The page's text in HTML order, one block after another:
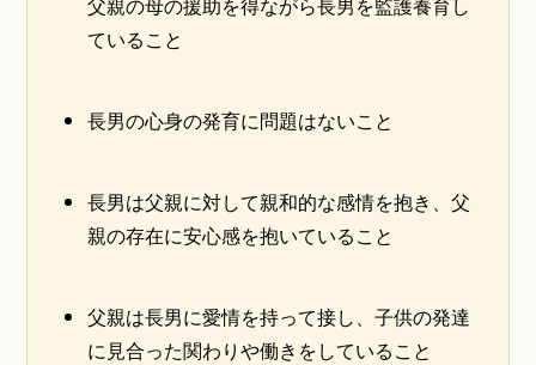
ていること
長男の心身の発育に問題はないこと
長男は父親に対して親和的な感情を抱き、父
親の存在に安心感を抱いていること
父親は長男に愛情を持って接し、子供の発達
に見合った関わりや働きをしていること